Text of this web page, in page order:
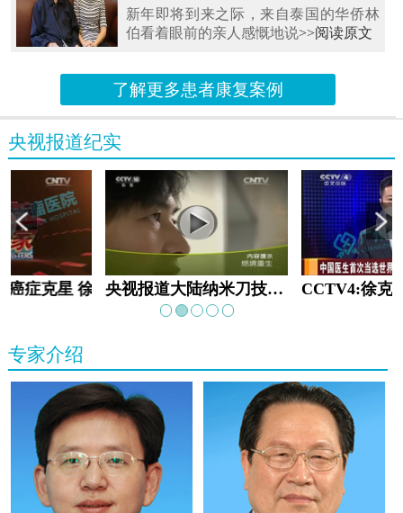
新年即将到来之际，来自泰国的华侨林
伯看着眼前的亲人感慨地说>>阅读原文
了解更多患者康复案例
央视报道纪实
癌症克星 徐克成 央视报道大陆纳米刀技术手术：绝境重生
专家介绍